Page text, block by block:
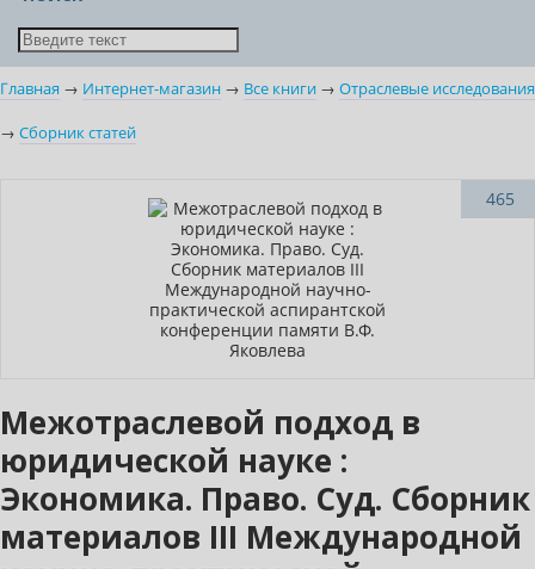
Главная → Интернет-магазин → Все книги → Отраслевые исследования
→ Сборник статей
465
Межотраслевой подход в
юридической науке :
Экономика. Право. Суд. Сборник
материалов III Международной